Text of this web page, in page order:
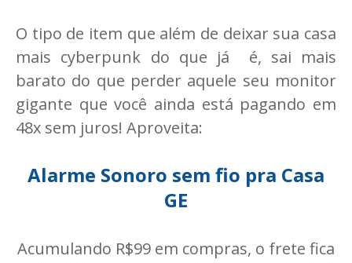
O tipo de item que além de deixar sua casa
mais cyberpunk do que já é, sai mais
barato do que perder aquele seu monitor
gigante que você ainda está pagando em
48x sem juros! Aproveita:
Alarme Sonoro sem fio pra Casa
GE
Acumulando R$99 em compras, o frete fica